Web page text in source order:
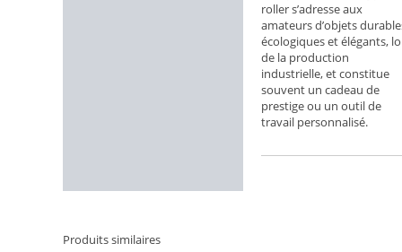
roller s’adresse aux
amateurs d’objets
écologiques et élégants,
de la production
industrielle, et constitue
souvent un cadeau de
prestige ou un outil de
travail personnalisé.
Produits similaires